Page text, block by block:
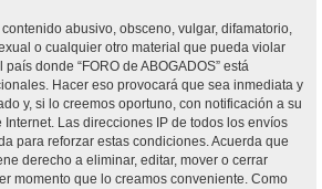
abusivo, obsceno, vulgar, difamatorio,
o cualquier otro material que pueda violar
donde “FORO de ABOGADOS” está
Hacer eso provocará que sea inmediata y
y, si lo creemos oportuno, con notificación a su
Internet. Las direcciones IP de todos los envíos
para reforzar estas condiciones. Acuerda que
derecho a eliminar, editar, mover o cerrar
momento que lo creamos conveniente. Como